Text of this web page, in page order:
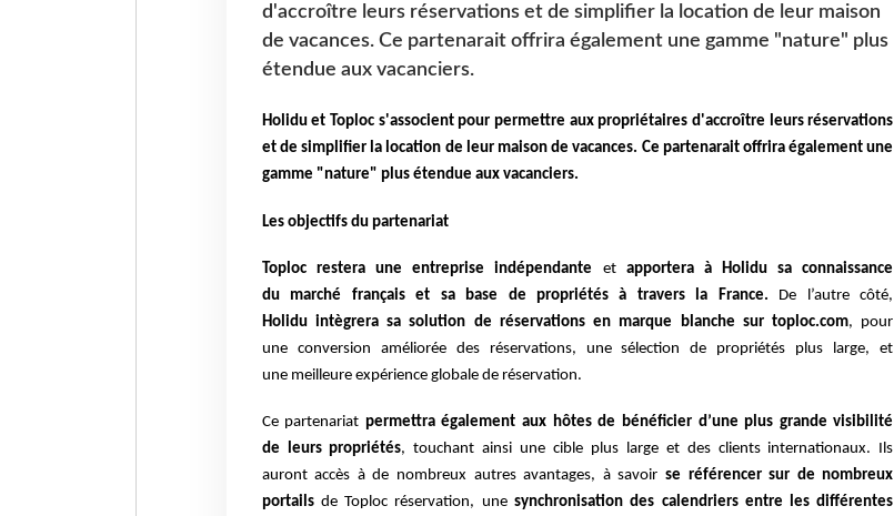
d'accroître leurs réservations et de simplifier la location de leur maison
de vacances. Ce partenarait offrira également une gamme "nature" plus
étendue aux vacanciers.
Holidu et Toploc s'associent pour permettre aux propriétaires d'accroître leurs réservations
et de simplifier la location de leur maison de vacances. Ce partenarait offrira également une
gamme "nature" plus étendue aux vacanciers.
Les objectifs du partenariat
Toploc restera une entreprise indépendante et apportera à Holidu sa connaissance
du marché français et sa base de propriétés à travers la France. De l’autre côté,
Holidu intègrera sa solution de réservations en marque blanche sur toploc.com, pour
une conversion améliorée des réservations, une sélection de propriétés plus large, et
une meilleure expérience globale de réservation.
Ce partenariat permettra également aux hôtes de bénéficier d’une plus grande visibilité
de leurs propriétés, touchant ainsi une cible plus large et des clients internationaux. Ils
aurontaccès à de nombreux autres avantages, à savoir se référencer sur de nombreux
portails deToploc réservation, unesynchronisation des calendriers entre les différentes